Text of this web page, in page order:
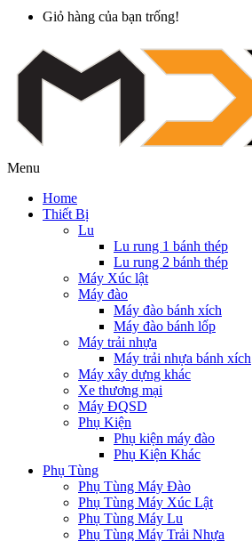
Giỏ hàng của bạn trống!
Menu
Home
Thiết Bị
Lu
Lu rung 1 bánh thép
Lu rung 2 bánh thép
Máy Xúc lật
Máy đào
Máy đào bánh xích
Máy đào bánh lốp
Máy trải nhựa
Máy trải nhựa bánh xích
Máy xây dựng khác
Xe thương mại
Máy ĐQSD
Phụ Kiện
Phụ kiện máy đào
Phụ Kiện Khác
Phụ Tùng
Phụ Tùng Máy Đào
Phụ Tùng Máy Xúc Lật
Phụ Tùng Máy Lu
Phụ Tùng Máy Trải Nhựa